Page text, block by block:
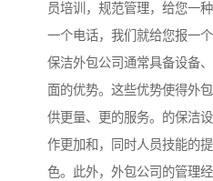
员培训，规范管理，给您一
一个电话，我们就给您报一
保洁外包公司通常具备设备
面的优势。这些优势使得外
供更量、更的服务。的保洁
作更加和，同时人员技能的
色。此外，外包公司的管理